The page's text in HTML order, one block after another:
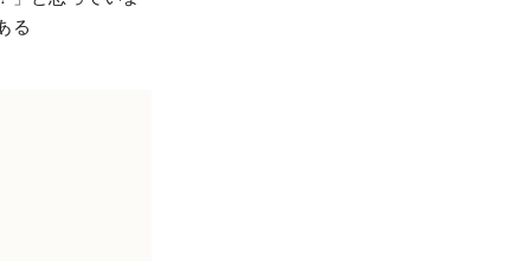
る